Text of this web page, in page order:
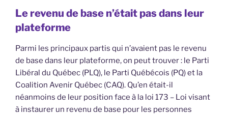
Le revenu de base n’était pas dans leur
plateforme
Parmi les principaux partis qui n’avaient pas le revenu
de base dans leur plateforme, on peut trouver : le Parti
Libéral du Québec (PLQ), le Parti Québécois (PQ) et la
Coalition Avenir Québec (CAQ). Qu’en était-il
néanmoins de leur position face à la loi 173 – Loi visant
à instaurer un revenu de base pour les personnes